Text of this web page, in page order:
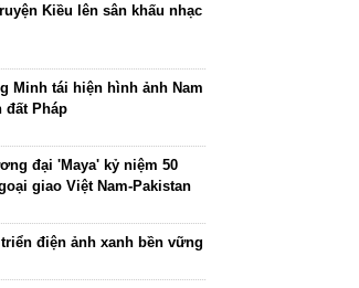
Kiều lên sân khấu nhạc
Minh tái hiện hình ảnh Nam
đất Pháp
đại 'Maya' kỷ niệm 50
giao Việt Nam-Pakistan
điện ảnh xanh bền vững